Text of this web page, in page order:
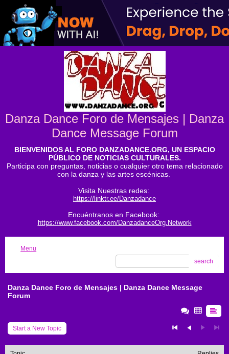
Danza Dance Foro de Mensajes | Danza
Dance Message Forum
BIENVENIDOS AL FORO DANZADANCE.ORG, UN ESPACIO
PÚBLICO DE NOTICIAS CULTURALES.
Participa con preguntas, noticias o cualquier otro tema relacionado
con la danza y las artes escénicas.
Visita Nuestras redes:
https://linktr.ee/Danzadance
Encuéntranos en Facebook:
https://www.facebook.com/DanzadanceOrg.Network
Menu
search
Danza Dance Foro de Mensajes | Danza Dance Message
Forum
Start a New Topic